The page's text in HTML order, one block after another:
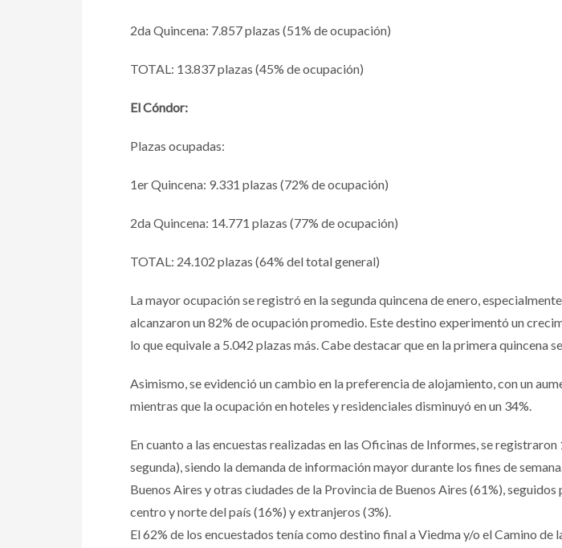
2da Quincena: 7.857 plazas (51% de ocupación)
TOTAL: 13.837 plazas (45% de ocupación)
El Cóndor:
Plazas ocupadas:
1er Quincena: 9.331 plazas (72% de ocupación)
2da Quincena: 14.771 plazas (77% de ocupación)
TOTAL: 24.102 plazas (64% del total general)
La mayor ocupación se registró en la segunda quincena de enero,
alcanzaron un 82% de ocupación promedio. Este destino experimentó un
lo que equivale a 5.042 plazas más. Cabe destacar que en la primera quincena
Asimismo, se evidenció un cambio en la preferencia de alojamiento, con un
mientras que la ocupación en hoteles y residenciales disminuyó en un 34%.
En cuanto a las encuestas realizadas en las Oficinas de Informes, se
segunda), siendo la demanda de información mayor durante los fines de
Buenos Aires y otras ciudades de la Provincia de Buenos Aires (61%),
centro y norte del país (16%) y extranjeros (3%).
El 62% de los encuestados tenía como destino final a Viedma y/o el Camino